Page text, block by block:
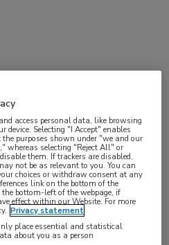
access personal data, like browsing
device. Selecting "I Accept" enables
purposes shown under "we and our
whereas selecting "Reject All" or
them. If trackers are disabled,
not be as relevant to you. You can
choices or withdraw consent at any
link on the bottom of the
bottom-left of the webpage, if
effect within our Website. For more
Privacy statement
place essential and statistical
about you as a person